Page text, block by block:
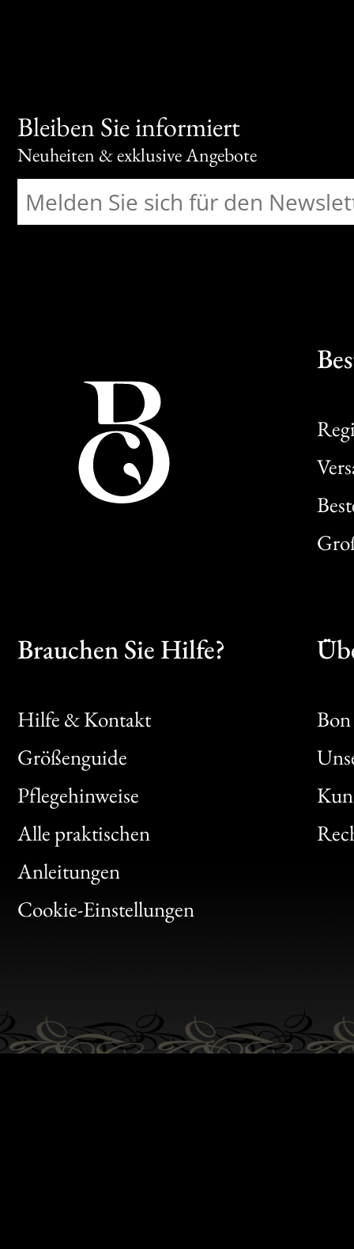
Bleiben Sie informiert
Neuheiten & exklusive Angebote
Brauchen Sie Hilfe?
Hilfe & Kontakt
Größenguide
Pflegehinweise
Alle praktischen
Anleitungen
Cookie-Einstellungen
Bon
Clic